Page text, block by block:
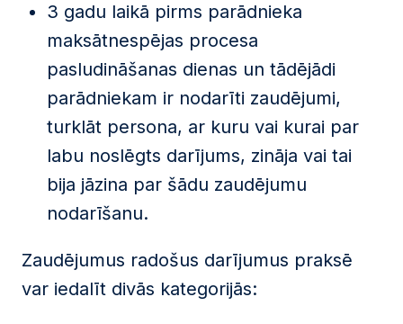
3 gadu laikā pirms parādnieka
maksātnespējas procesa
pasludināšanas dienas un tādējādi
parādniekam ir nodarīti zaudējumi,
turklāt persona, ar kuru vai kurai par
labu noslēgts darījums, zināja vai tai
bija jāzina par šādu zaudējumu
nodarīšanu.
Zaudējumus radošus darījumus praksē
var iedalīt divās kategorijās: